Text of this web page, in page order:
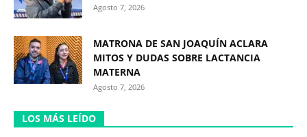
Agosto 7, 2026
MATRONA DE SAN JOAQUÍN ACLARA
MITOS Y DUDAS SOBRE LACTANCIA
MATERNA
Agosto 7, 2026
LOS MÁS LEÍDO